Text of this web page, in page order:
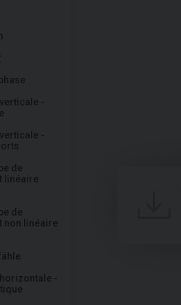
-
-
de
linéaire
de
non linéaire
-